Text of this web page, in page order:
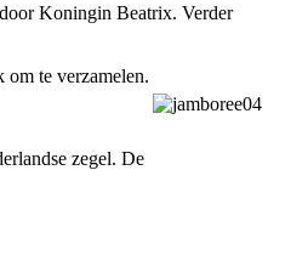
Koningin Beatrix. Verder
om te verzamelen.
zegel. De